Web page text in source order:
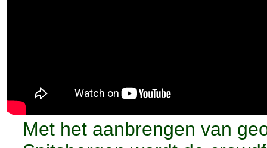
Met het aanbrengen van